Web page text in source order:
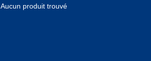
Aucun produit trouvé